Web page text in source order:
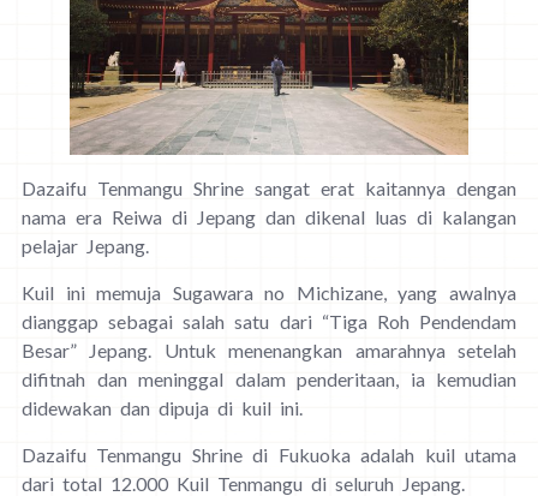
Dazaifu Tenmangu Shrine sangat erat kaitannya dengan
nama era Reiwa di Jepang dan dikenal luas di kalangan
pelajar Jepang.
Kuil ini memuja Sugawara no Michizane, yang awalnya
dianggap sebagai salah satu dari “Tiga Roh Pendendam
Besar” Jepang. Untuk menenangkan amarahnya setelah
difitnah dan meninggal dalam penderitaan, ia kemudian
didewakan dan dipuja di kuil ini.
Dazaifu Tenmangu Shrine di Fukuoka adalah kuil utama
dari total 12.000 Kuil Tenmangu di seluruh Jepang.